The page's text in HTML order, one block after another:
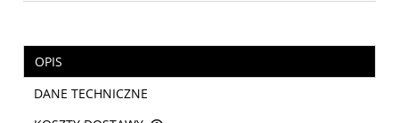
OPIS
DANE TECHNICZNE